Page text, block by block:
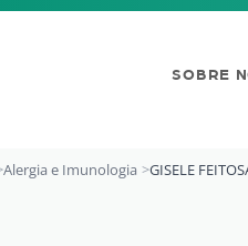
SOBRE
Alergia e Imunologia GISELE